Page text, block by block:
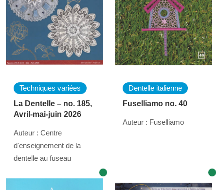
Techniques variées
La Dentelle – no. 185,
Avril-mai-juin 2026
Auteur : Centre
d'enseignement de la
dentelle au fuseau
Dentelle italienne
Fuselliamo no. 40
Auteur : Fuselliamo